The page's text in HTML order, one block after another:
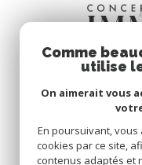
Comme
utilise
On aimerait vous
En poursuivant,
cookies par ce site,
contenus adaptés et